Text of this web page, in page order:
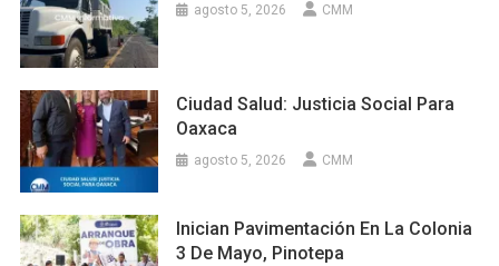
agosto 5, 2026 CMM
Ciudad Salud: Justicia Social Para
Oaxaca
agosto 5, 2026 CMM
Inician Pavimentación En La Colonia
3 De Mayo, Pinotepa